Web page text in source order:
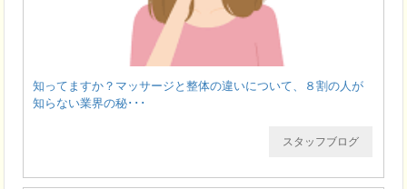
知ってますか？マッサージと整体の違いについて、８割の人が
知らない業界の秘･･･
スタッフブログ